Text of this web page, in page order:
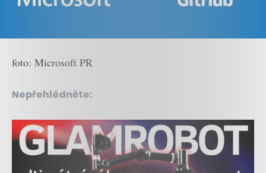
foto: Microsoft PR
Nepřehlédněte: